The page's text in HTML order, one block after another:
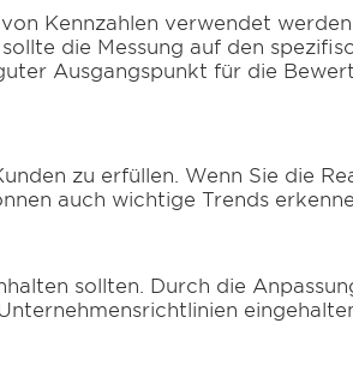
Kennzahlen verwendet
die Messung auf den
Ausgangspunkt für die
zu erfüllen. Wenn Sie die
auch wichtige Trends
sollten. Durch die